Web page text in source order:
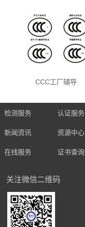
CCC工厂辅导
检测服务 认证服务
新闻资讯 资源中心
在线服务 证书查询
关注微信二维码